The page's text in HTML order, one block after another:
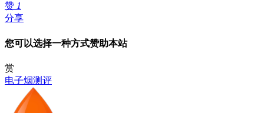
赞 1
分享
您可以选择一种方式赞助本站
赏
电子烟测评